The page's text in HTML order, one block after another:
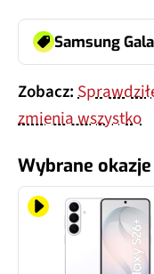
Samsung
Zobacz:
zmienia wszystko
Wybrane